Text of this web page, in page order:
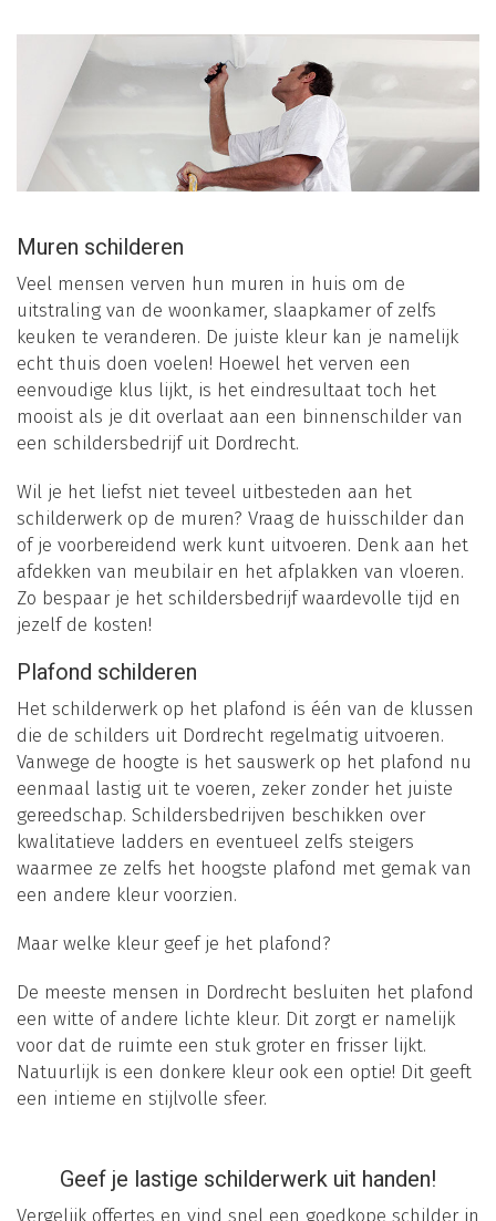
Muren schilderen
Veel mensen verven hun muren in huis om de
uitstraling van de woonkamer, slaapkamer of zelfs
keuken te veranderen. De juiste kleur kan je namelijk
echt thuis doen voelen! Hoewel het verven een
eenvoudige klus lijkt, is het eindresultaat toch het
mooist als je dit overlaat aan een binnenschilder van
een schildersbedrijf uit Dordrecht.
Wil je het liefst niet teveel uitbesteden aan het
schilderwerk op de muren? Vraag de huisschilder dan
of je voorbereidend werk kunt uitvoeren. Denk aan het
afdekken van meubilair en het afplakken van vloeren.
Zo bespaar je het schildersbedrijf waardevolle tijd en
jezelf de kosten!
Plafond schilderen
Het schilderwerk op het plafond is één van de klussen
die de schilders uit Dordrecht regelmatig uitvoeren.
Vanwege de hoogte is het sauswerk op het plafond nu
eenmaal lastig uit te voeren, zeker zonder het juiste
gereedschap. Schildersbedrijven beschikken over
kwalitatieve ladders en eventueel zelfs steigers
waarmee ze zelfs het hoogste plafond met gemak van
een andere kleur voorzien.
Maar welke kleur geef je het plafond?
De meeste mensen in Dordrecht besluiten het plafond
een witte of andere lichte kleur. Dit zorgt er namelijk
voor dat de ruimte een stuk groter en frisser lijkt.
Natuurlijk is een donkere kleur ook een optie! Dit geeft
een intieme en stijlvolle sfeer.
Geef je lastige schilderwerk uit handen!
Vergelijk offertes en vind snel een goedkope schilder in